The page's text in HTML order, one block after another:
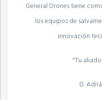
General Drones tiene
los equipos de
innovación
"Tu
D.